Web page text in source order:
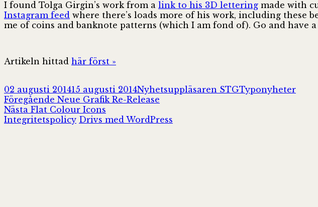
I found Tolga Girgin’s work from a link to his 3D lettering made with
Instagram feed where there’s loads more of his work, including these
me of coins and banknote patterns (which I am fond of). Go and have
Artikeln hittad här först »
Postat
02 augusti 201415 augusti 2014Författare
Nyhetsuppläsaren STGKategorier
Typonyheter
Inläggsnavigering
Föregående Föregående
inlägg:
Neue Grafik Re-Release
Nästa Nästa
inlägg:
Flat Colour Icons
Integritetspolicy Drivs med WordPress